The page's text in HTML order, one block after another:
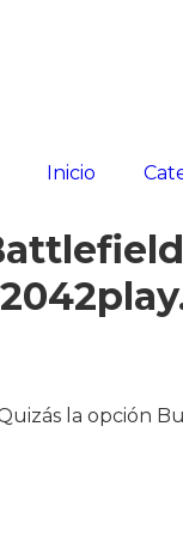
Inicio
la opción